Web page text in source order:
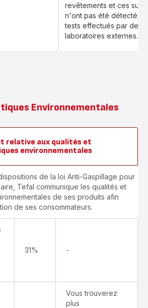
revêtements et ces
n'ont pas été détectées
tests effectués par des
laboratoires externes.
Environnementales
relative aux qualités et
environnementales
de la loi Anti-Gaspillage pour
Tefal communique les qualités et
de ses produits afin
de ses consommateurs.
31% -
Vous trouverez
plus